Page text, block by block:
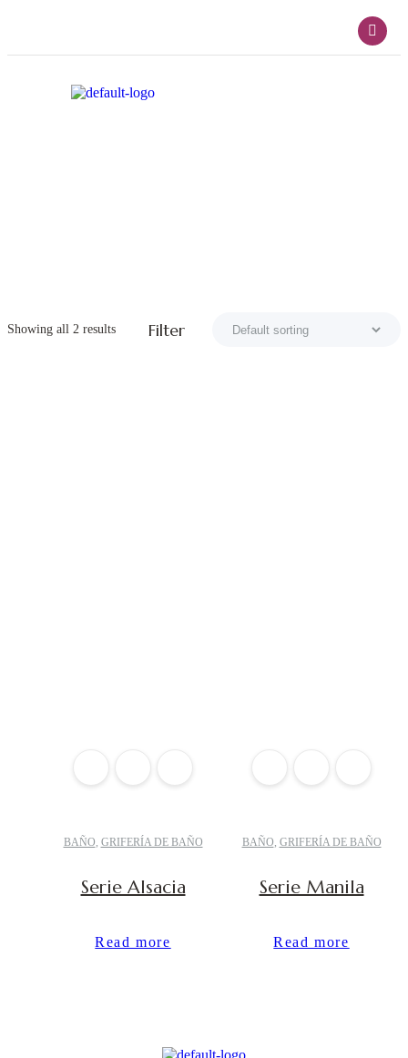
Showing all 2 results Filter
BAÑO, GRIFERÍA DE BAÑO
Serie Alsacia
Read more
BAÑO, GRIFERÍA DE BAÑO
Serie Manila
Read more